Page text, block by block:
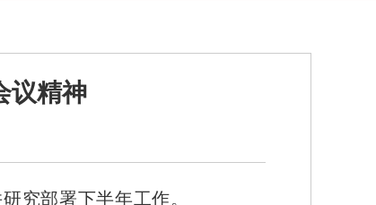
议精神
究部署下半年工作。